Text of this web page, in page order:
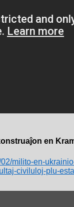
en
milito-en-
civiluloj-plu-